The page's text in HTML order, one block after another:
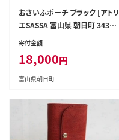
おさいふポーチ ブラック [アトリ
エSASSA 富山県 朝日町 34310
070]
寄付金額
18,000円
富山県朝日町